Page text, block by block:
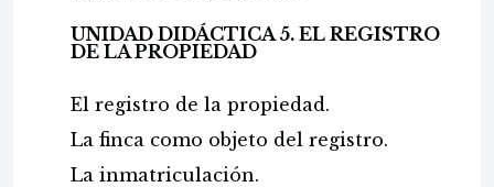
UNIDAD DIDÁCTICA 5. EL REGISTRO
DE LA PROPIEDAD
El registro de la propiedad.
La finca como objeto del registro.
La inmatriculación.